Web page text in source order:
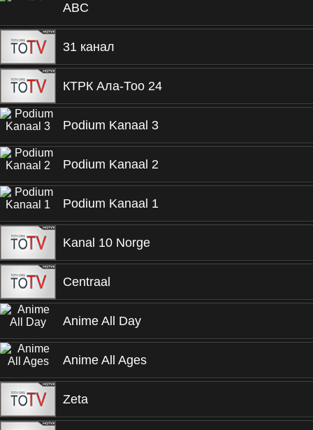
ABC
31 канал
КТРК Ала-Тоо 24
Podium Kanaal 3
Podium Kanaal 2
Podium Kanaal 1
Kanal 10 Norge
Centraal
Anime All Day
Anime All Ages
Zeta